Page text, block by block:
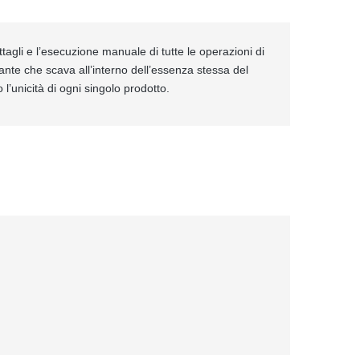
e l’esecuzione manuale di tutte le operazioni di
che scava all’interno dell’essenza stessa del
di ogni singolo prodotto.